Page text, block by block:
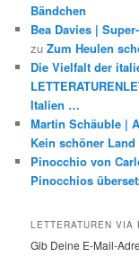
Bändchen
Bea Davies |
zuZum Heulen
Die Vielfalt der
Italien …
Martin Schäuble |
Kein schöner Land
Pinocchio von
Pinocchios
LETTERATUREN VIA
Gib Deine E-Mail-